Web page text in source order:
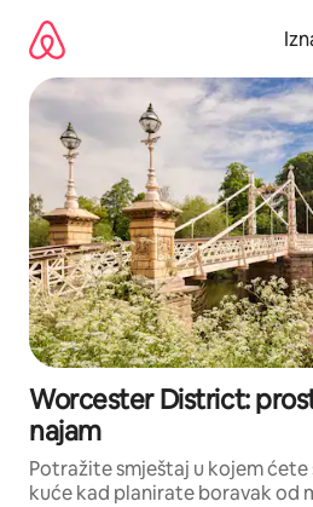
sadržaj
Worcester District:
najam
Potražite smještaj u kojem
kuće kad planirate boravak od